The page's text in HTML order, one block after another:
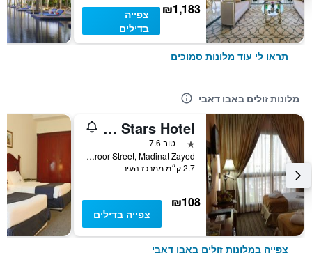
₪1,183
צפייה
בדילים
תראו לי עוד מלונות סמוכים
מלונות זולים באבו דאבי
Palette Top Stars Hotel
כוכב 1טוב 7.6
Muroor Street, Madinat Zayed, אבו דאבי, איחוד האמירויות הערביות
2.7 ק״מ ממרכז העיר
₪108
צפייה בדילים
צפייה במלונות זולים באבו דאבי